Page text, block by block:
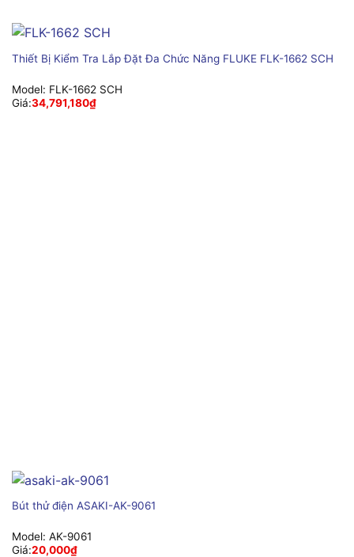
Thiết Bị Kiểm Tra Lắp Đặt Đa Chức Năng FLUKE FLK-1662 SCH
Model: FLK-1662 SCH
Giá:34,791,180₫
Bút thử điện ASAKI-AK-9061
Model: AK-9061
Giá:20,000₫